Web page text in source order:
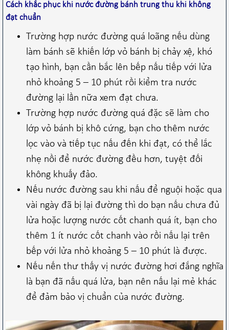
Cách khắc phục khi nước đường bánh trung thu khi không
đạt chuẩn
Trường hợp nước đường quá loãng nếu dùng
làm bánh sẽ khiến lớp vỏ bánh bị chảy xệ, khó
tạo hình, bạn cần bắc lên bếp nấu tiếp với lửa
nhỏ khoảng 5 – 10 phút rồi kiểm tra nước
đường lại lần nữa xem đạt chưa.
Trường hợp nước đường quá đặc sẽ làm cho
lớp vỏ bánh bị khô cứng, bạn cho thêm nước
lọc vào và tiếp tục nấu đến khi đạt, có thể lắc
nhẹ nồi để nước đường đều hơn, tuyệt đối
không khuấy đảo.
Nếu nước đường sau khi nấu để nguội hoặc qua
vài ngày đã bị lại đường thì do bạn nấu chưa đủ
lửa hoặc lượng nước cốt chanh quá ít, bạn cho
thêm 1 ít nước cốt chanh vào rồi nấu lại trên
bếp với lửa nhỏ khoảng 5 – 10 phút là được.
Nếu nến thư thấy vị nước đường hơi đắng nghĩa
là bạn đã nấu quá lửa, bạn nên nấu lại mẻ khác
để đảm bảo vị chuẩn của nước đường.